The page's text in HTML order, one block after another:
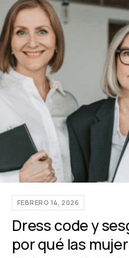
FEBRERO 14, 2026
Dress code y
por qué las